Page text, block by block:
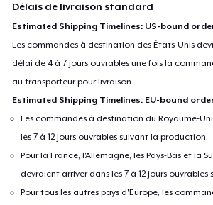
Délais de livraison standard
Estimated Shipping Timelines: US-bound
Les commandes à destination des États-Unis
délai de 4 à 7 jours ouvrables une fois la
au transporteur pour livraison.
Estimated Shipping Timelines: EU-bound
Les commandes à destination du Royaume-
les 7 à 12 jours ouvrables suivant la production.
Pour la France, l'Allemagne, les Pays-Bas et la
devraient arriver dans les 7 à 12 jours
Pour tous les autres pays d'Europe, les